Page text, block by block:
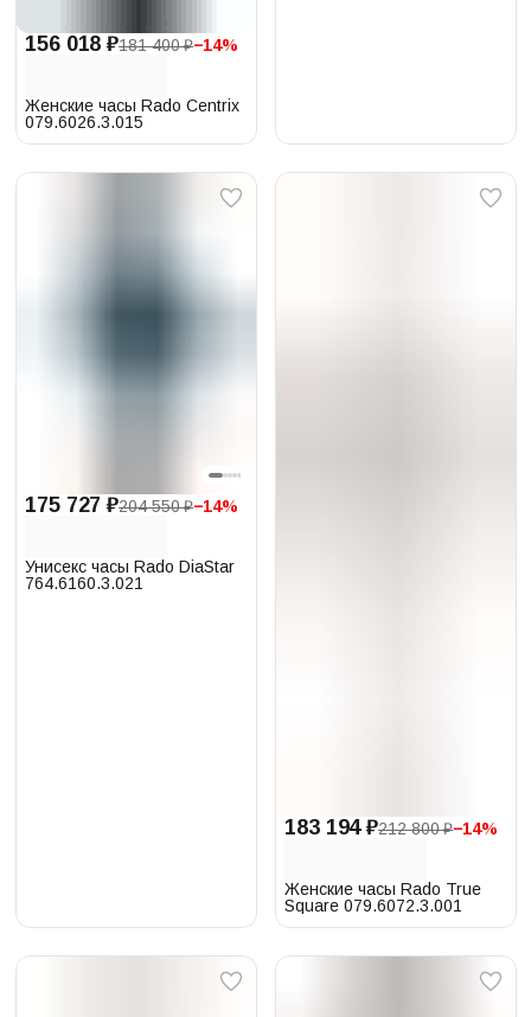
156 018 ₽181 400 ₽−14%
Женские часы Rado Centrix
079.6026.3.015
175 727 ₽204 550 ₽−14%
Унисекс часы Rado DiaStar
764.6160.3.021
183 194 ₽212 800 ₽−14%
Женские часы Rado True
Square 079.6072.3.001